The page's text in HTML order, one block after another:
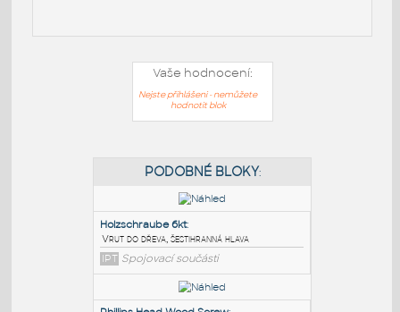
Vaše hodnocení:
Nejste přihlášeni - nemůžete
hodnotit blok